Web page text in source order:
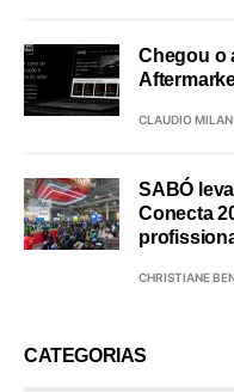
Chegou o
CLAUDIO MILAN
SABÓ
Conecta
CHRISTIANE
CATEGORIAS